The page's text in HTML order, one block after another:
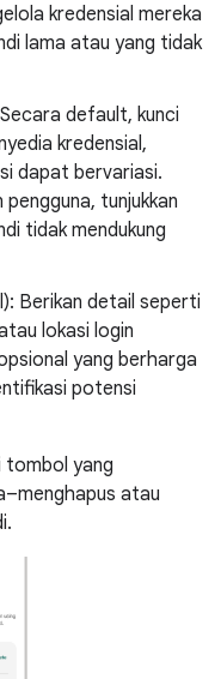
kredensial mereka
lama atau yang tidak
default, kunci
kredensial,
dapat bervariasi.
tunjukkan
tidak mendukung
Berikan detail seperti
lokasi login
yang berharga
potensi
tombol yang
atau